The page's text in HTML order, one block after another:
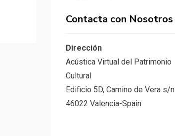
Contacta con Nosotros
Dirección
Acústica Virtual del Patrimonio
Cultural
Edificio 5D, Camino de Vera s/n
46022 Valencia-Spain